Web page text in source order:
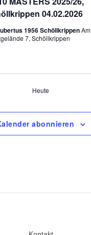
04.02.2026
1956 SchöllkrippenAm
7, Schöllkrippen
Heute
abonnieren